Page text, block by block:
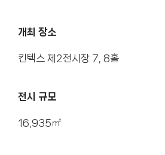
개최 장소
킨텍스 제2전시장 7, 8홀
전시 규모
16,935㎡